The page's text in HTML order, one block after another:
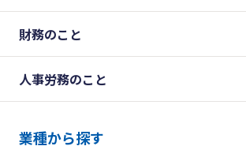
財務のこと
人事労務のこと
業種から探す